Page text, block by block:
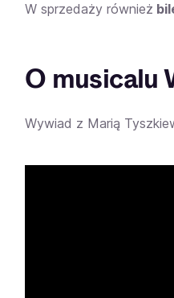
W sprzedaży również
O musicalu
Wywiad z Marią